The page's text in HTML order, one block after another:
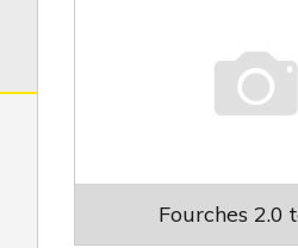
Fourches 2.0